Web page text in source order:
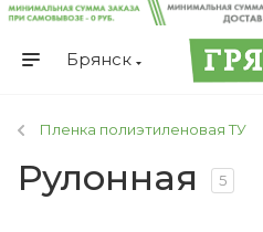
Брянск
Пленка полиэтиленовая ТУ
Рулонная 5